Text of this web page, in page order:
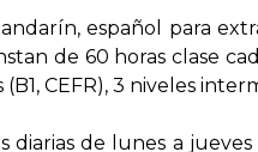
español para
de 60 horas clase
CEFR), 3 niveles
diarias de lunes a